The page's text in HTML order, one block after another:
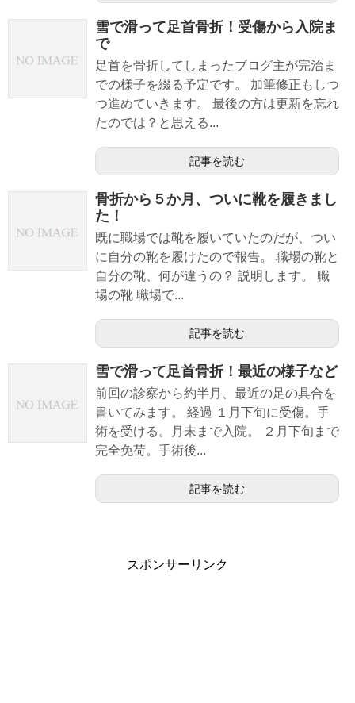
雪で滑って足首骨折！受傷から入院ま
で
足首を骨折してしまったブログ主が完治ま
での様子を綴る予定です。 加筆修正もしつ
つ進めていきます。 最後の方は更新を忘れ
たのでは？と思える...
記事を読む
骨折から５か月、ついに靴を履きまし
た！
既に職場では靴を履いていたのだが、つい
に自分の靴を履けたので報告。 職場の靴と
自分の靴、何が違うの？ 説明します。 職
場の靴 職場で...
記事を読む
雪で滑って足首骨折！最近の様子など
前回の診察から約半月、最近の足の具合を
書いてみます。 経過 １月下旬に受傷。手
術を受ける。月末まで入院。 ２月下旬まで
完全免荷。手術後...
記事を読む
スポンサーリンク